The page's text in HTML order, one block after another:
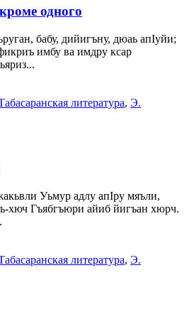
одного
бабу, дийигъну, дюаь апIуйи;
имбу ва имдру ксар
литература, Э.
Уьмур адлу апIру мяъли,
хюч Гъябгъюри айиб йигъан хюрч.
литература, Э.